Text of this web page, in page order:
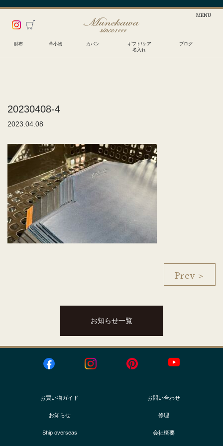
財布 革小物 カバン
ギフト/ケア
名入れ
ブログ
20230408-4
2023.04.08
Prev ＞
お知らせ一覧
お買い物ガイド お問い合わせ
お知らせ 修理
Ship overseas 会社概要